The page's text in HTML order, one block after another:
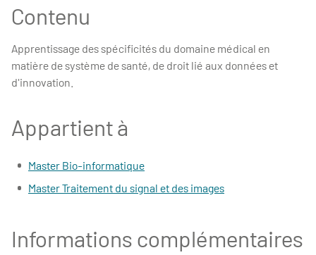
Contenu
Apprentissage des spécificités du domaine médical en
matière de système de santé, de droit lié aux données et
d'innovation.
Appartient à
Master Bio-informatique
Master Traitement du signal et des images
Informations complémentaires